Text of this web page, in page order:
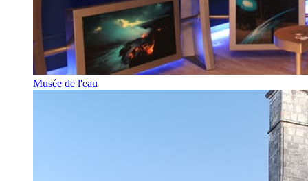
Musée de l'eau